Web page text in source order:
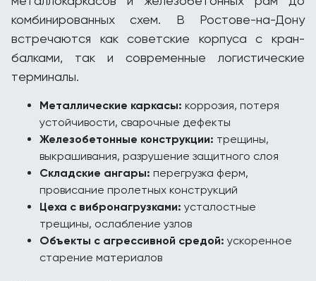
комбинированных схем. В Ростове-на-Дону
встречаются как советские корпуса с кран-
балками, так и современные логистические
терминалы.
Металлические каркасы: коррозия, потеря
устойчивости, сварочные дефекты
Железобетонные конструкции: трещины,
выкрашивания, разрушение защитного слоя
Складские ангары: перегрузка ферм,
провисание пролетных конструкций
Цеха с вибронагрузками: усталостные
трещины, ослабление узлов
Объекты с агрессивной средой: ускоренное
старение материалов